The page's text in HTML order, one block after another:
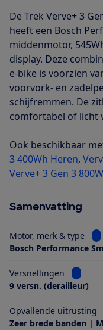
De Trek Verve+ 3
heeft een Bosch
middenmotor,
display. Deze
e-bike is voorzien
voorvork- en
schijfremmen. De
comfortabel of licht
Ook beschikbaar
3 400Wh Heren,
Verve+ 3 Gen 3
Samenvatting
Motor, merk & type
Bosch Performance
Versnellingen
Bekijk
9 versn. (derailleur)
Opvallende uitrusting
Zeer brede banden |